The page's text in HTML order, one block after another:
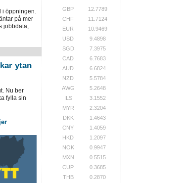
i öppningen.
på mer
jobbdata,
ytan
Nu ber
fylla sin
GBP
12.7789
CHF
11.7124
EUR
10.9469
USD
9.4898
SGD
7.3975
CAD
6.7683
AUD
6.6824
NZD
5.5784
AWG
5.2648
ILS
3.1552
MYR
2.3204
DKK
1.4643
CNY
1.4059
HKD
1.2097
NOK
0.9947
MXN
0.5515
CUP
0.3685
THB
0.2870